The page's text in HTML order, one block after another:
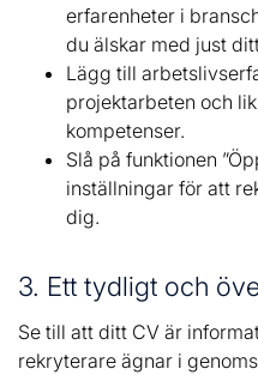
erfarenheter i
du älskar med just
Lägg till
projektarbeten och
kompetenser.
Slå på funktionen
inställningar för att
dig.
3. Ett tydligt och
Se till att ditt CV är
rekryterare ägnar i